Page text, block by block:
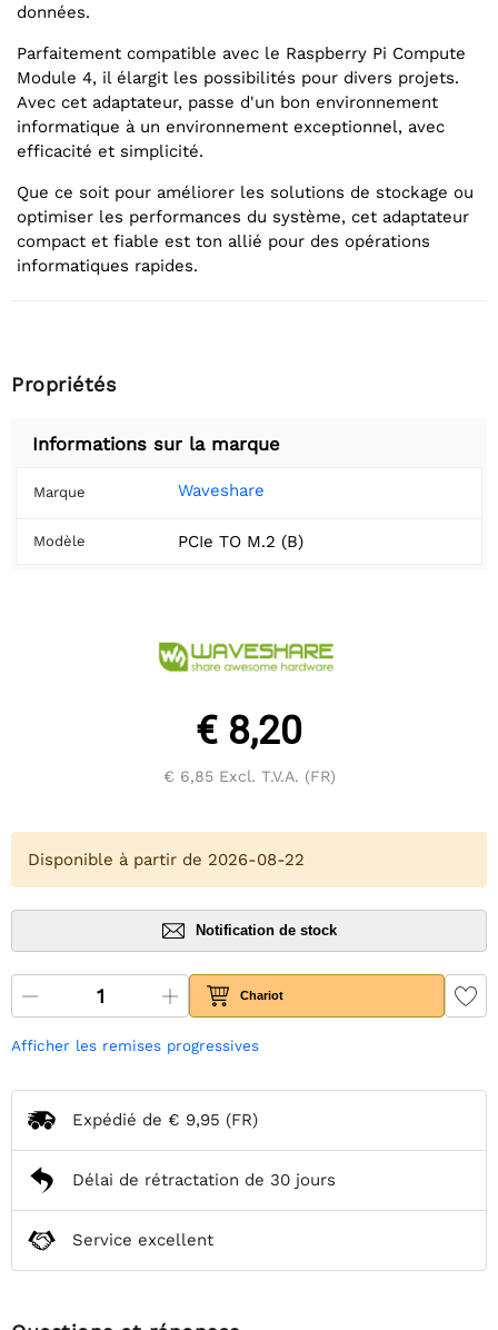
données.
Parfaitement compatible avec le Raspberry Pi Compute
Module 4, il élargit les possibilités pour divers projets.
Avec cet adaptateur, passe d'un bon environnement
informatique à un environnement exceptionnel, avec
efficacité et simplicité.
Que ce soit pour améliorer les solutions de stockage ou
optimiser les performances du système, cet adaptateur
compact et fiable est ton allié pour des opérations
informatiques rapides.
Propriétés
Informations sur la marque
Marque Waveshare
Modèle PCIe TO M.2 (B)
€ 8,20
€ 6,85Excl. T.V.A. (FR)
Disponible à partir de 2026-08-22
Notification de stock
Chariot
Afficher les remises progressives
Expédié de € 9,95 (FR)
Délai de rétractation de 30 jours
Service excellent